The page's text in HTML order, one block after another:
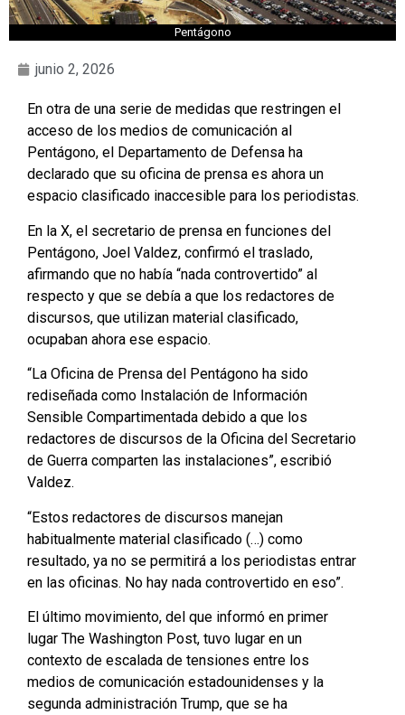
Pentágono
junio 2, 2026
En otra de una serie de medidas que restringen el
acceso de los medios de comunicación al
Pentágono, el Departamento de Defensa ha
declarado que su oficina de prensa es ahora un
espacio clasificado inaccesible para los periodistas.
En la X, el secretario de prensa en funciones del
Pentágono, Joel Valdez, confirmó el traslado,
afirmando que no había “nada controvertido” al
respecto y que se debía a que los redactores de
discursos, que utilizan material clasificado,
ocupaban ahora ese espacio.
“La Oficina de Prensa del Pentágono ha sido
rediseñada como Instalación de Información
Sensible Compartimentada debido a que los
redactores de discursos de la Oficina del Secretario
de Guerra comparten las instalaciones”, escribió
Valdez.
“Estos redactores de discursos manejan
habitualmente material clasificado (…) como
resultado, ya no se permitirá a los periodistas entrar
en las oficinas. No hay nada controvertido en eso”.
El último movimiento, del que informó en primer
lugar The Washington Post, tuvo lugar en un
contexto de escalada de tensiones entre los
medios de comunicación estadounidenses y la
segunda administración Trump, que se ha